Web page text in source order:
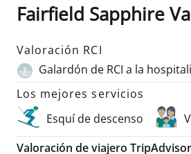
Fairfield Sapphire
Valoración RCI
Galardón de RCI a la
Los mejores servicios
Esquí de descenso
Valoración de viajero TripAdvisor